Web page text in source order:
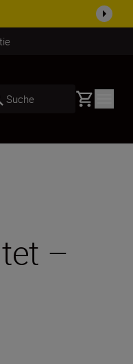
Suche Basket
–